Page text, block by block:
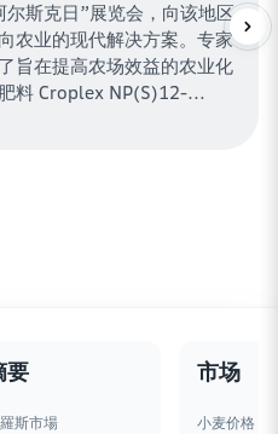
斯克日”展览会，向该地区
农业的现代解决方案。专家
旨在提高农场效益的农业化
料 Croplex NP(S)12-
要
斯市場
市场
小麦价格